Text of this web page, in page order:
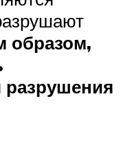
образом,
разрушения